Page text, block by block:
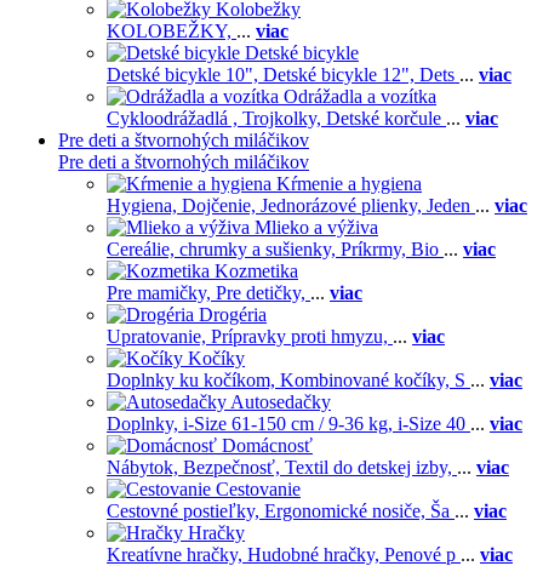
Kolobežky
KOLOBEŽKY, ... viac
Detské bicykle
Detské bicykle 10", Detské bicykle 12", Dets ... viac
Odrážadla a vozítka
Cykloodrážadlá , Trojkolky, Detské korčule ... viac
Pre deti a štvornohých miláčikov
Pre deti a štvornohých miláčikov
Kŕmenie a hygiena
Hygiena, Dojčenie, Jednorázové plienky, Jeden ... viac
Mlieko a výživa
Cereálie, chrumky a sušienky, Príkrmy, Bio ... viac
Kozmetika
Pre mamičky, Pre detičky, ... viac
Drogéria
Upratovanie, Prípravky proti hmyzu, ... viac
Kočíky
Doplnky ku kočíkom, Kombinované kočíky, S ... viac
Autosedačky
Doplnky, i-Size 61-150 cm / 9-36 kg, i-Size 40 ... viac
Domácnosť
Nábytok, Bezpečnosť, Textil do detskej izby, ... viac
Cestovanie
Cestovné postieľky, Ergonomické nosiče, Ša ... viac
Hračky
Kreatívne hračky, Hudobné hračky, Penové p ... viac